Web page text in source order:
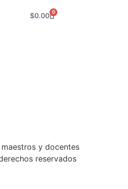
$0.00 0
y docentes
reservados